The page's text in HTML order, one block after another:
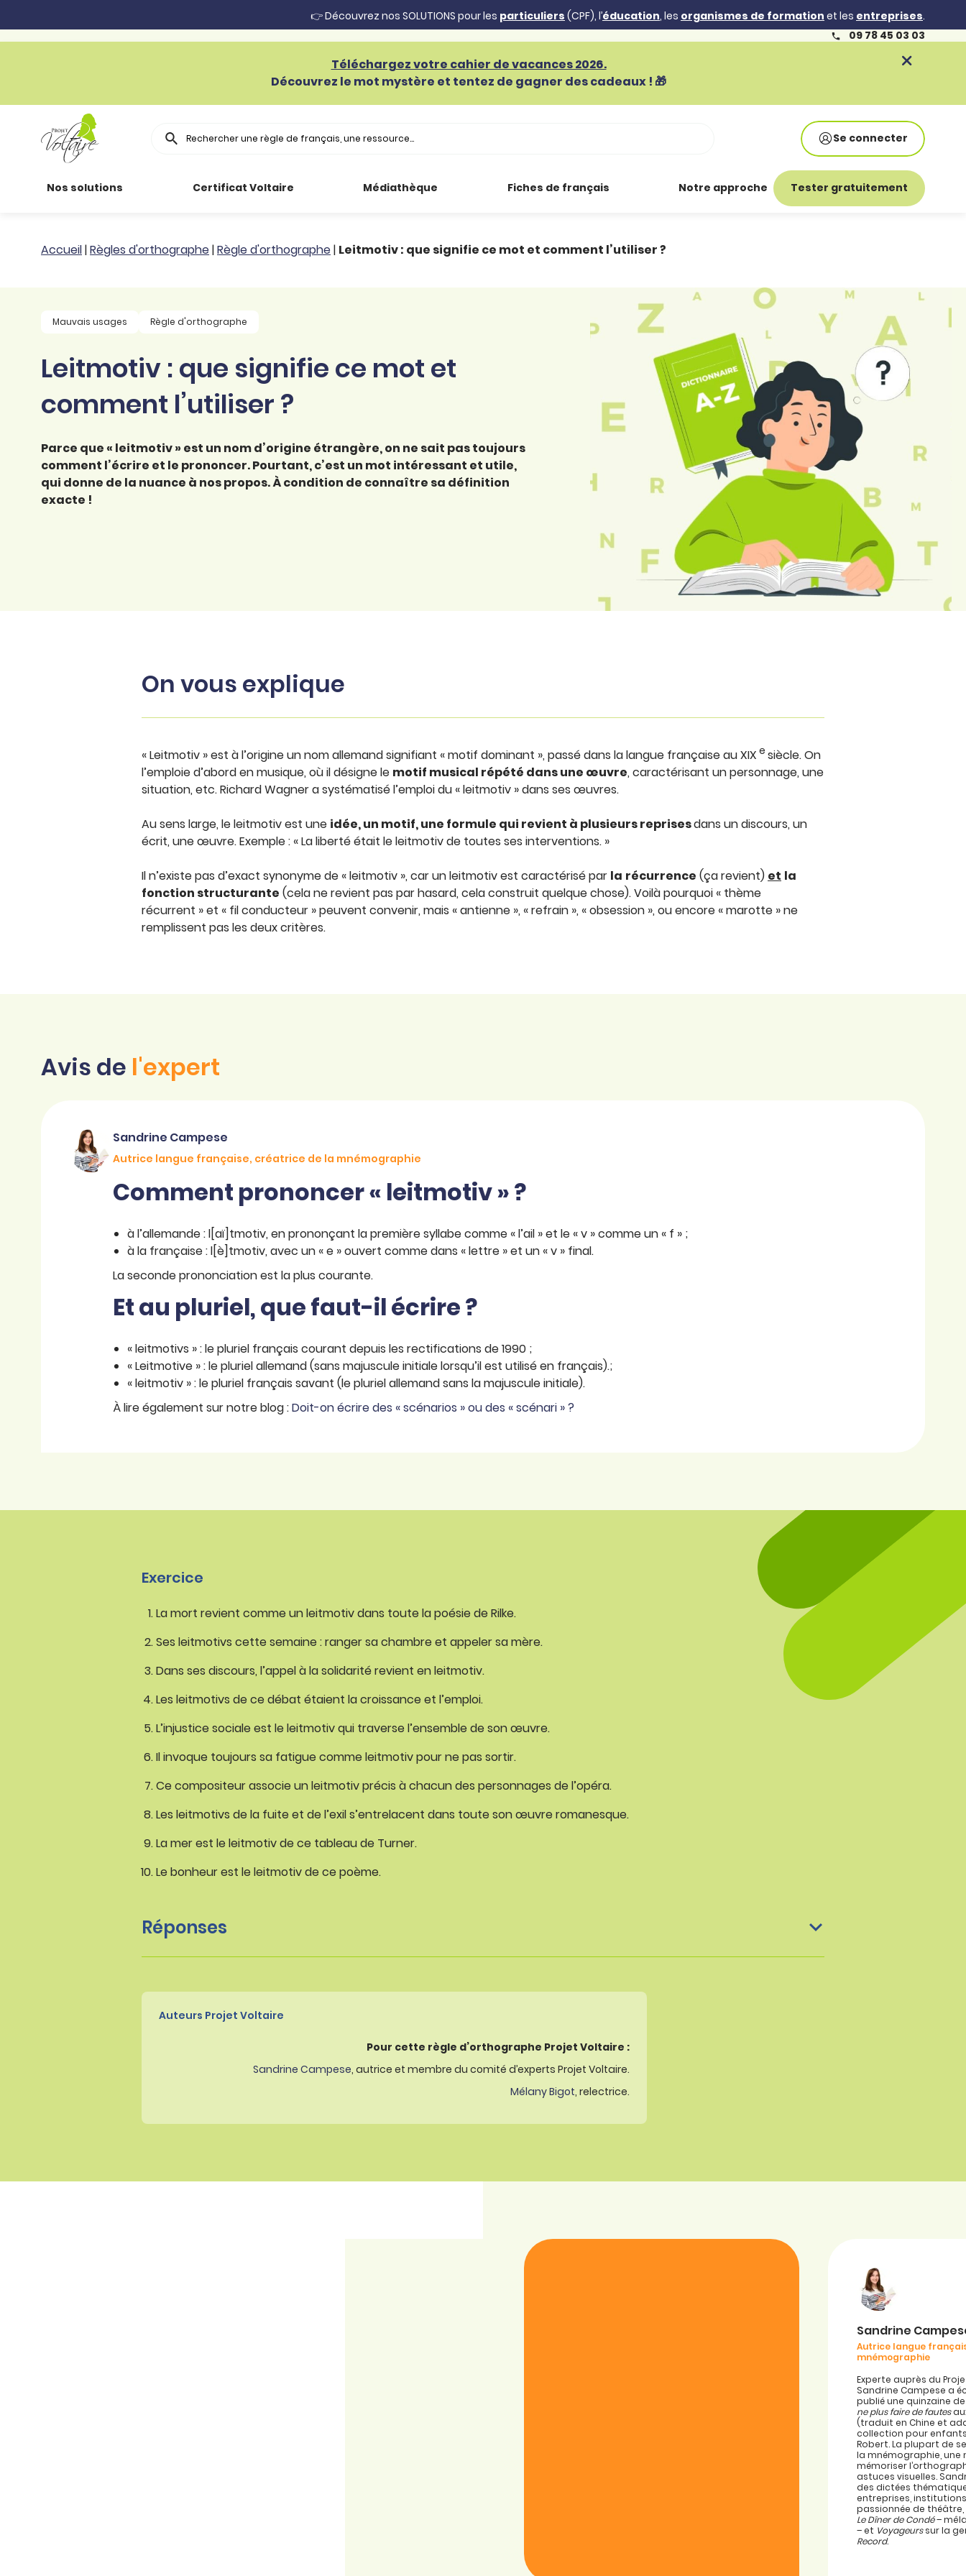
👉 Découvrez nos SOLUTIONS pour les particuliers (CPF), l’éducation, les organismes de formation et les entreprises.
09 78 45 03 03
Téléchargez votre cahier de vacances 2026.
Découvrez le mot mystère et tentez de gagner des cadeaux ! 🎁
Rechercher Se connecter
Nos solutions
Particuliers
Organismes de
Évaluer le niveau de ses
salariés
Certificat Voltaire Médiathèque
Toutes nos
ressources
professionnel
Animer une classe
Explorer la langue
française
Fiches de français
Conjugaison
d’orthographe
Syntaxe
Notre approche Tester gratuitement
Accueil|Règles d'orthographe|Règle d'orthographe| Leitmotiv : que signifie ce mot et comment l’utiliser ?
Mauvais usages Règle d'orthographe
Leitmotiv : que signifie ce mot et
comment l’utiliser ?
Parce que « leitmotiv » est un nom d’origine étrangère, on ne sait pas toujours
comment l’écrire et le prononcer. Pourtant, c’est un mot intéressant et utile,
qui donne de la nuance à nos propos. À condition de connaître sa définition
exacte !
On vous explique
« Leitmotiv » est à l’origine un nom allemand signifiant « motif dominant », passé dans la langue française au XIX e siècle. On
l’emploie d’abord en musique, où il désigne le motif musical répété dans une œuvre, caractérisant un personnage, une
situation, etc. Richard Wagner a systématisé l’emploi du « leitmotiv » dans ses œuvres.
Au sens large, le leitmotiv est une idée, un motif, une formule qui revient à plusieurs reprisesdans un discours, un
écrit, une œuvre. Exemple : « La liberté était le leitmotiv de toutes ses interventions. »
Il n’existe pas d’exact synonyme de « leitmotiv », car un leitmotiv est caractérisé par la récurrence (ça revient) et la
fonction structurante (cela ne revient pas par hasard, cela construit quelque chose). Voilà pourquoi « thème
récurrent » et « fil conducteur » peuvent convenir, mais « antienne », « refrain », « obsession », ou encore « marotte » ne
remplissent pas les deux critères.
Avis de l'expert
Sandrine Campese
Autrice langue française, créatrice de la mnémographie
Comment prononcer « leitmotiv » ?
à l’allemande : l[aï]tmotiv, en prononçant la première syllabe comme « l’ail » et le « v » comme un « f » ;
à la française : l[è]tmotiv, avec un « e » ouvert comme dans « lettre » et un « v » final.
La seconde prononciation est la plus courante.
Et au pluriel, que faut-il écrire ?
« leitmotivs » : le pluriel français courant depuis les rectifications de 1990 ;
« Leitmotive » : le pluriel allemand (sans majuscule initiale lorsqu’il est utilisé en français).;
« leitmotiv » : le pluriel français savant (le pluriel allemand sans la majuscule initiale).
À lire également sur notre blog :Doit-on écrire des « scénarios » ou des « scénari » ?
Exercice
La mort revient comme un leitmotiv dans toute la poésie de Rilke.
Ses leitmotivs cette semaine : ranger sa chambre et appeler sa mère.
Dans ses discours, l’appel à la solidarité revient en leitmotiv.
Les leitmotivs de ce débat étaient la croissance et l’emploi.
L’injustice sociale est le leitmotiv qui traverse l’ensemble de son œuvre.
Il invoque toujours sa fatigue comme leitmotiv pour ne pas sortir.
Ce compositeur associe un leitmotiv précis à chacun des personnages de l’opéra.
Les leitmotivs de la fuite et de l’exil s’entrelacent dans toute son œuvre romanesque.
La mer est le leitmotiv de ce tableau de Turner.
Le bonheur est le leitmotiv de ce poème.
Réponses
Auteurs Projet Voltaire
Pour cette règle d’orthographe Projet Voltaire :
Sandrine Campese, autrice et membre du comité d’experts Projet Voltaire.
Mélany Bigot, relectrice.
Sandrine
Autrice langue
mnémographie
Experte auprès du
Sandrine Campese a
publié une quinzaine
ne plus faire de fautes
(traduit en Chine et
collection pour
Robert. La plupart de
la mnémographie,
mémoriser
astuces visuelles.
des dictées
entreprises,
passionnée de
Le Dîner de Condé–
– et Voyageurssur la
Record.